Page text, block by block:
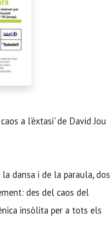
a l’èxtasi' de David Jou
dansa i de la paraula, dos
des del caos del
insòlita per a tots els